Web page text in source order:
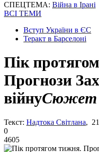
СПЕЦТЕМА: Війна в Ірані
ВСІ ТЕМИ
Вступ України в ЄС
Теракт в Барселоні
Пік
Прогнози
війнуСюжет
Текст: Надтока Світлана,
0
4605